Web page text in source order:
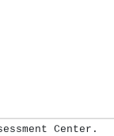
Center.